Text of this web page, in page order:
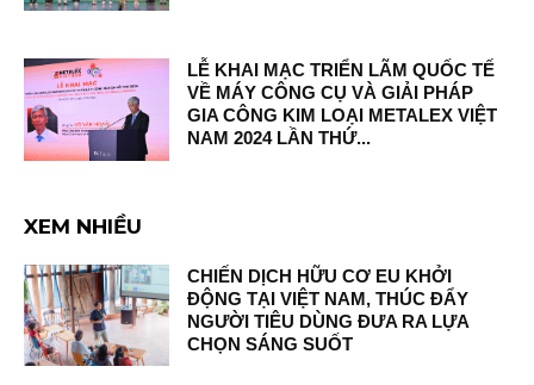
LỄ KHAI MẠC TRIỂN LÃM QUỐC TẾ
VỀ MÁY CÔNG CỤ VÀ GIẢI PHÁP
GIA CÔNG KIM LOẠI METALEX VIỆT
NAM 2024 LẦN THỨ...
XEM NHIỀU
CHIẾN DỊCH HỮU CƠ EU KHỞI
ĐỘNG TẠI VIỆT NAM, THÚC ĐẨY
NGƯỜI TIÊU DÙNG ĐƯA RA LỰA
CHỌN SÁNG SUỐT